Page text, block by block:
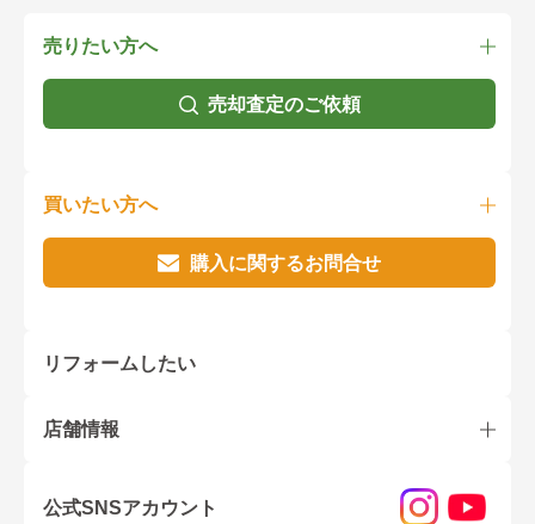
売りたい方へ
売却査定のご依頼
買いたい方へ
購入に関するお問合せ
リフォームしたい
店舗情報
公式SNSアカウント